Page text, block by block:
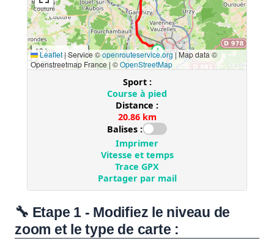
🔧 Etape 1 - Modifiez le niveau de
zoom et le type de carte :